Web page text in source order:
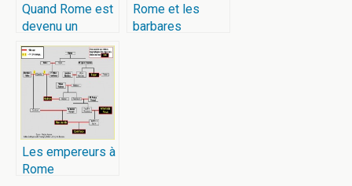
Quand Rome est
devenu un
empire
Rome et les
barbares
Les empereurs à
Rome